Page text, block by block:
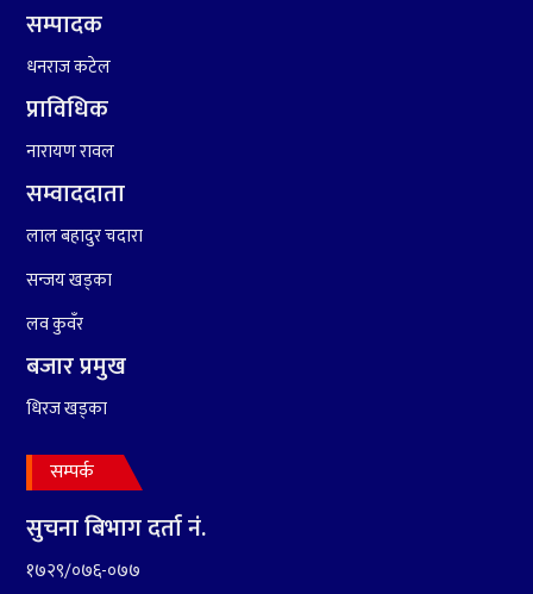
सम्पादक
धनराज कटेल
प्राविधिक
नारायण रावल
सम्वाददाता
लाल बहादुर चदारा
सन्जय खड्का
लव कुवँर
बजार प्रमुख
धिरज खड्का
सम्पर्क
सुचना बिभाग दर्ता नं.
१७२९/०७६-०७७